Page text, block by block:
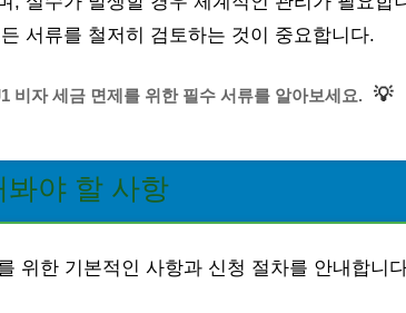
서류를 철저히 검토하는 것이 중요합니다.
비자 세금 면제를 위한 필수 서류를 알아보세요. 💡
봐야 할 사항
위한 기본적인 사항과 신청 절차를 안내합니